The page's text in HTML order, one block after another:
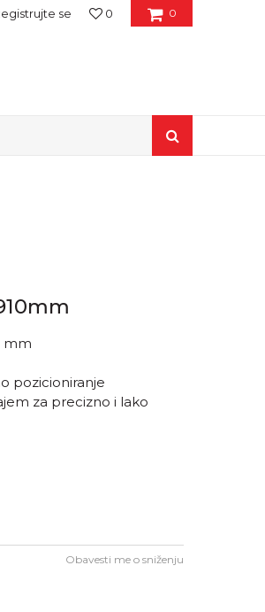
0
0
se
mm
pozicioniranje
za precizno i lako
Obavesti me o sniženju